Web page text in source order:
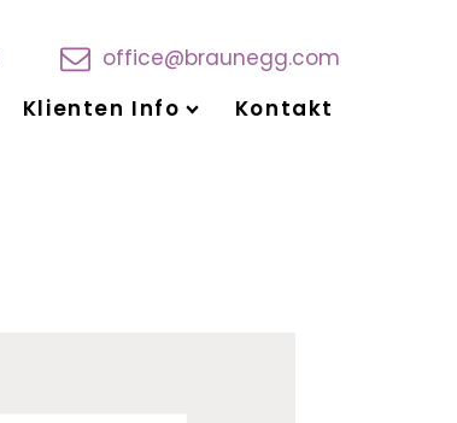
office@braunegg.com
Klienten Info Kontakt